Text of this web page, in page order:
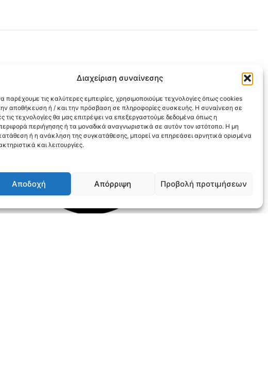
Διαχείριση συναίνεσης
παρέχουμε τις καλύτερες εμπειρίες, χρησιμοποιούμε τεχνολογίες όπως cookies
αποθήκευση ή / και την πρόσβαση σε πληροφορίες συσκευής. Η συναίνεση σε
τις τεχνολογίες θα μας επιτρέψει να επεξεργαστούμε δεδομένα όπως η
περιήγησης ή τα μοναδικά αναγνωριστικά σε αυτόν τον ιστότοπο. Η μη
ή η ανάκληση της συγκατάθεσης, μπορεί να επηρεάσει αρνητικά ορισμένα
και λειτουργίες.
Αποδοχή Απόρριψη Προβολή προτιμήσεων